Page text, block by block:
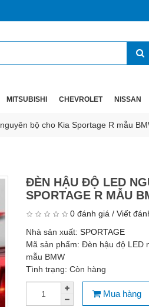
MITSUBISHI CHEVROLET NISSAN
bộ cho Kia Sportage R mẫu
ĐÈN HẬU ĐỘ LED
SPORTAGE R MẪU
0 đánh giá / Viết
Nhà sản xuất: SPORTAGE
Mã sản phẩm: Đèn hậu độ LED
mẫu BMW
Tình trạng: Còn hàng
Mua hàng